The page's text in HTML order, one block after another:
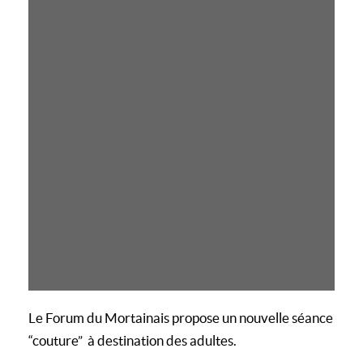
Le Forum du Mortainais propose un nouvelle séance
“couture” à destination des adultes.